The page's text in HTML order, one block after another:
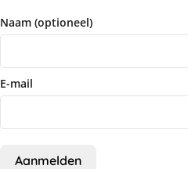
Naam (optioneel)
E-mail
Aanmelden